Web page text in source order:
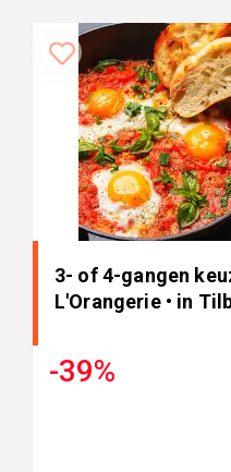
3- of 4-gangen
L'Orangerie • in
-39%